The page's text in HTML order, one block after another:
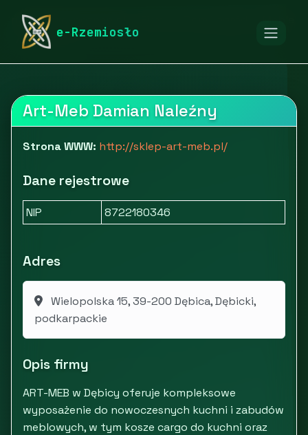
e-Rzemiosło
rymarstwo-poznan.pl
ART-MEB
Art-Meb Damian Naleźny
Strona WWW: http://sklep-art-meb.pl/
Dane rejestrowe
NIP 8722180346
Adres
Wielopolska 15, 39-200 Dębica, Dębicki,
podkarpackie
Opis firmy
ART-MEB w Dębicy oferuje kompleksowe
wyposażenie do nowoczesnych kuchni i zabudów
meblowych, w tym kosze cargo do kuchni oraz